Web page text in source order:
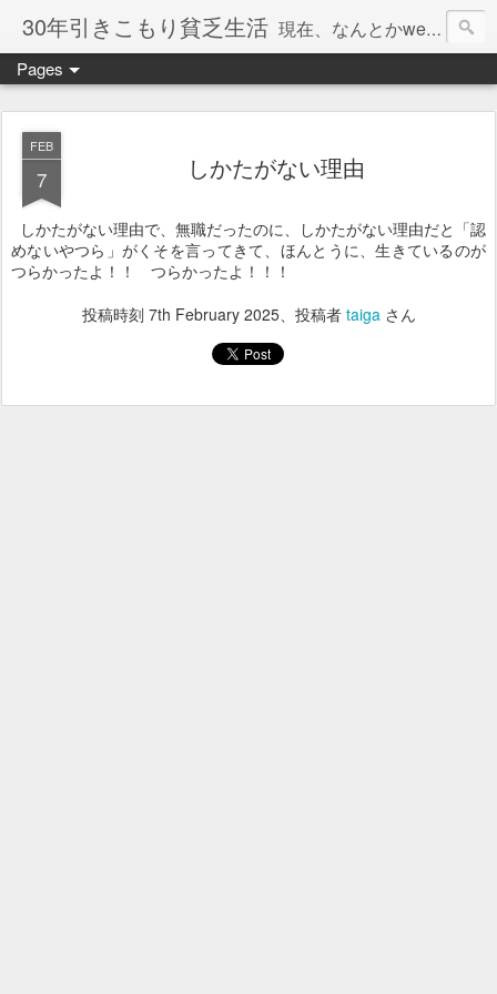
30年引きこもり貧乏生活 現在、なんとかweb系の仕事で食べています。このブログで扱う問題は「この世とはなにか」「人生とはなにか」「人間とはなにか」「強迫神経症の原因と解決法」「うつ病の原因と寄り添う方法」「家族の問題」などについてです。
Pages
FEB
7 しかたがない理由
しかたがない理由で、無職だったのに、しかたがない理由だと「認
めないやつら」がくそを言ってきて、ほんとうに、生きているのが
つらかったよ！！ つらかったよ！！！
投稿時刻 7th February 2025、投稿者 taigaさん